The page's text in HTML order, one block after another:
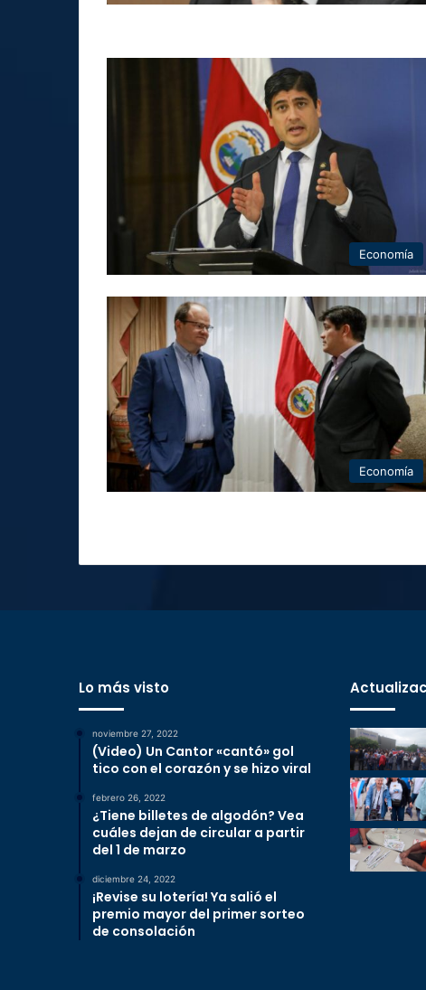
Economía
Economía
Lo más visto
noviembre 27, 2022
(Video) Un Cantor «cantó» gol
tico con el corazón y se hizo viral
febrero 26, 2022
¿Tiene billetes de algodón? Vea
cuáles dejan de circular a partir
del 1 de marzo
diciembre 24, 2022
¡Revise su lotería! Ya salió el
premio mayor del primer sorteo
de consolación